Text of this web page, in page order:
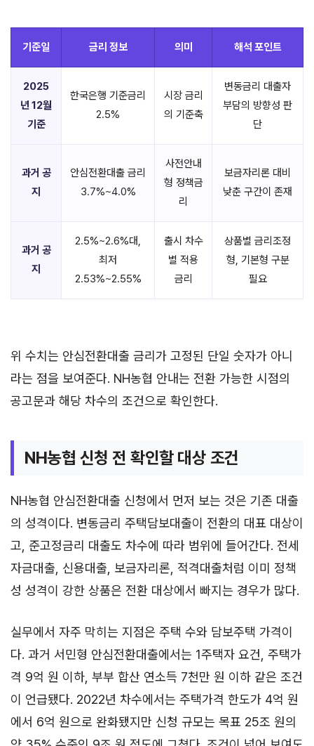
기준일 금리 정보 의미 해석 포인트
2025
년 12월
기준
한국은행 기준금리
2.5%
시장 금리
의 기준축
변동금리 대출자
부담의 방향성 판
단
과거 공
지
안심전환대출 금리
3.7%~4.0%
사전안내
형 정책금
리
보금자리론 대비
낮춘 구간이 존재
과거 공
지
2.5%~2.6%대,
최저
2.53%~2.55%
출시 차수
별 적용
금리
상품별 금리조정
형, 기본형 구분
필요
위 수치는 안심전환대출 금리가 고정된 단일 숫자가 아니
라는 점을 보여준다. NH농협 안내는 전환 가능한 시점의
공고문과 해당 차수의 조건으로 확인한다.
NH농협 신청 전 확인할 대상 조건
NH농협 안심전환대출 신청에서 먼저 보는 것은 기존 대출
의 성격이다. 변동금리 주택담보대출이 전환의 대표 대상이
고, 준고정금리 대출도 차수에 따라 범위에 들어간다. 전세
자금대출, 신용대출, 보금자리론, 적격대출처럼 이미 정책
성 성격이 강한 상품은 전환 대상에서 빠지는 경우가 많다.
실무에서 자주 막히는 지점은 주택 수와 담보주택 가격이
다. 과거 서민형 안심전환대출에서는 1주택자 요건, 주택가
격 9억 원 이하, 부부 합산 연소득 7천만 원 이하 같은 조건
이 언급됐다. 2022년 차수에서는 주택가격 한도가 4억 원
에서 6억 원으로 완화됐지만 신청 규모는 목표 25조 원의